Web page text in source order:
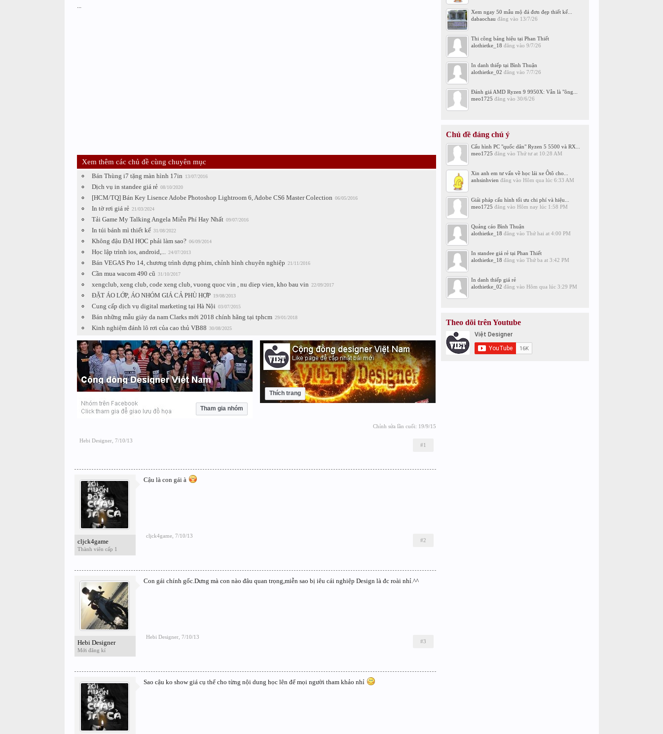
...
Xem thêm các chủ đề cùng chuyên mục
Bán Thùng i7 tặng màn hình 17in 13/07/2016
Dịch vụ in standee giá rẻ 08/10/2020
[HCM/TQ] Bán Key Lisence Adobe Photoshop Lightroom 6, Adobe CS6 Master Colection 06/05/2016
In tờ rơi giá rẻ 21/03/2024
Tải Game My Talking Angela Miễn Phí Hay Nhất 09/07/2016
In túi bánh mì thiết kế 31/08/2022
Không đậu ĐẠI HỌC phải làm sao? 06/09/2014
Học lập trình ios, android,... 24/07/2013
Bán VEGAS Pro 14, chương trình dựng phim, chỉnh hình chuyên nghiệp 21/11/2016
Cần mua wacom 490 cũ 31/10/2017
xengclub, xeng club, code xeng club, vuong quoc vin , nu diep vien, kho bau vin 22/09/2017
ĐẶT ÁO LỚP, ÁO NHÓM GIÁ CẢ PHÙ HỢP 19/08/2013
Cung cấp dịch vụ digital marketing tại Hà Nội 03/07/2015
Bán những mẫu giày da nam Clarks mới 2018 chính hãng tại tphcm 29/01/2018
Kinh nghiệm đánh lô rơi của cao thủ VB88 30/08/2025
Tham gia nhóm
Thích trang
Chỉnh sửa lần cuối: 19/9/15
Hebi Designer, 7/10/13
#1
cljck4game
Thành viên cấp 1
Cậu là con gái à
cljck4game, 7/10/13
#2
Hebi Designer
Mới đăng kí
Con gái chính gốc.Dưng mà con nào đâu quan trọng,miễn sao bị iêu cái nghiệp Design là đc roài nhỉ.^^
Hebi Designer, 7/10/13
#3
Sao cậu ko show giá cụ thể cho từng nội dung học lên để mọi người tham khảo nhỉ
Xem ngay 50 mẫu mộ đá đơn đẹp thiết kế...
dabaochau đăng vào 13/7/26
Thi công bảng hiệu tại Phan Thiết
alothietke_18 đăng vào 9/7/26
In danh thiếp tại Bình Thuận
alothietke_02 đăng vào 7/7/26
Đánh giá AMD Ryzen 9 9950X: Vẫn là "ông...
meo1725 đăng vào 30/6/26
Chủ đề đáng chú ý
Cấu hình PC "quốc dân" Ryzen 5 5500 và RX...
meo1725 đăng vào Thứ tư at 10:28 AM
Xin anh em tư vấn về học lái xe Ôtô cho...
anhsinhvien đăng vào Hôm qua lúc 6:33 AM
Giải pháp cấu hình tối ưu chi phí và hiệu...
meo1725 đăng vào Hôm nay lúc 1:58 PM
Quảng cáo Bình Thuận
alothietke_18 đăng vào Thứ hai at 4:00 PM
In standee giá rẻ tại Phan Thiết
alothietke_18 đăng vào Thứ ba at 3:42 PM
In danh thiếp giá rẻ
alothietke_02 đăng vào Hôm qua lúc 3:29 PM
Theo dõi trên Youtube